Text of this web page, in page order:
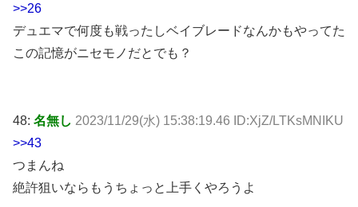
>>26
デュエマで何度も戦ったしベイブレードなんかもやってた
この記憶がニセモノだとでも？
48: 名無し 2023/11/29(水) 15:38:19.46 ID:XjZ/LTKsMNIKU
>>43
つまんね
絶許狙いならもうちょっと上手くやろうよ